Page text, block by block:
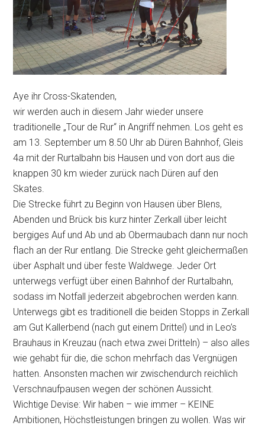
Aye ihr Cross-Skatenden,
wir werden auch in diesem Jahr wieder unsere
traditionelle „Tour de Rur“ in Angriff nehmen. Los geht es
am 13. September um 8.50 Uhr ab Düren Bahnhof, Gleis
4a mit der Rurtalbahn bis Hausen und von dort aus die
knappen 30 km wieder zurück nach Düren auf den
Skates.
Die Strecke führt zu Beginn von Hausen über Blens,
Abenden und Brück bis kurz hinter Zerkall über leicht
bergiges Auf und Ab und ab Obermaubach dann nur noch
flach an der Rur entlang. Die Strecke geht gleichermaßen
über Asphalt und über feste Waldwege. Jeder Ort
unterwegs verfügt über einen Bahnhof der Rurtalbahn,
sodass im Notfall jederzeit abgebrochen werden kann.
Unterwegs gibt es traditionell die beiden Stopps in Zerkall
am Gut Kallerbend (nach gut einem Drittel) und in Leo’s
Brauhaus in Kreuzau (nach etwa zwei Dritteln) – also alles
wie gehabt für die, die schon mehrfach das Vergnügen
hatten. Ansonsten machen wir zwischendurch reichlich
Verschnaufpausen wegen der schönen Aussicht.
Wichtige Devise: Wir haben – wie immer – KEINE
Ambitionen, Höchstleistungen bringen zu wollen. Was wir